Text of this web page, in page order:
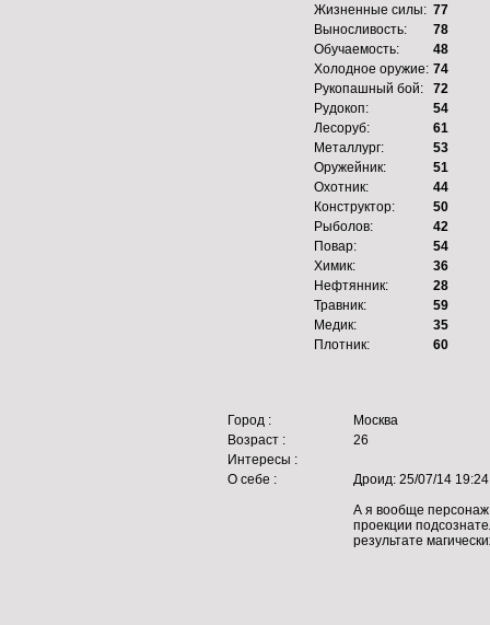
Жизненные силы: 77
Выносливость:
78
Обучаемость:
48
Холодное оружие: 74
Рукопашный бой:
72
Рудокоп:
54
Лесоруб:
61
Металлург:
53
Оружейник:
51
Охотник:
44
Конструктор:
50
Рыболов:
42
Повар:
54
Химик:
36
Нефтянник:
28
Травник:
59
Медик:
35
Плотник:
60
Город :
Москва
Возраст :
26
Интересы :
О себе :
Дроид: 25/07/14
А я вообще персонаж
проекции
результате